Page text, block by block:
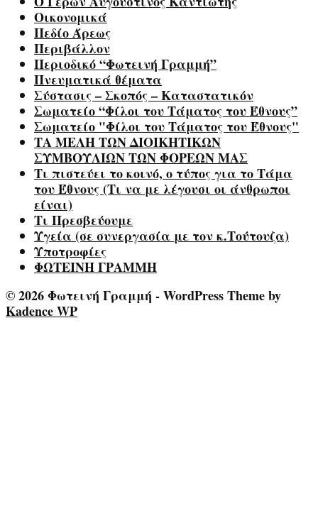
Οικονομικά
Πεδίο Άρεως
Περιβάλλον
Περιοδικό “Φωτεινή Γραμμή”
Πνευματικά θέματα
Σύστασις – Σκοπός – Καταστατικόν
Σωματείο “Φίλοι του Τάματος του Έθνους”
Σωματείο "Φίλοι του Τάματος του Έθνους"
ΤΑ ΜΕΛΗ ΤΩΝ ΔΙΟΙΚΗΤΙΚΩΝ
ΣΥΜΒΟΥΛΙΩΝ ΤΩΝ ΦΟΡΕΩΝ ΜΑΣ
Τι πιστεύει το κοινό, ο τύπος για το Τάμα
του Έθνους (Τι να με λέγουσι οι άνθρωποι
είναι)
Τι Πρεσβεύουμε
Υγεία (σε συνεργασία με τον κ.Τούτουζα)
Υποτροφίες
ΦΩΤΕΙΝΗ ΓΡΑΜΜΗ
© 2026 Φωτεινή Γραμμή - WordPress Theme by
Kadence WP